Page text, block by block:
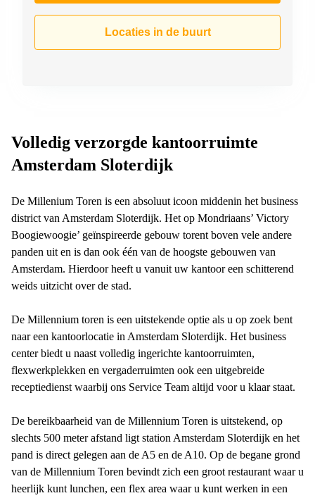
Locaties in de buurt
Volledig verzorgde kantoorruimte
Amsterdam Sloterdijk
De Millenium Toren is een absoluut icoon middenin het business
district van Amsterdam Sloterdijk. Het op Mondriaans’ Victory
Boogiewoogie’ geïnspireerde gebouw torent boven vele andere
panden uit en is dan ook één van de hoogste gebouwen van
Amsterdam. Hierdoor heeft u vanuit uw kantoor een schitterend
weids uitzicht over de stad.
De Millennium toren is een uitstekende optie als u op zoek bent
naar een kantoorlocatie in Amsterdam Sloterdijk. Het business
center biedt u naast volledig ingerichte kantoorruimten,
flexwerkplekken en vergaderruimten ook een uitgebreide
receptiedienst waarbij ons Service Team altijd voor u klaar staat.
De bereikbaarheid van de Millennium Toren is uitstekend, op
slechts 500 meter afstand ligt station Amsterdam Sloterdijk en het
pand is direct gelegen aan de A5 en de A10. Op de begane grond
van de Millennium Toren bevindt zich een groot restaurant waar u
heerlijk kunt lunchen, een flex area waar u kunt werken in een